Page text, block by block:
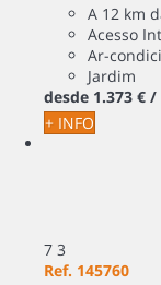
A 12 km
Acesso
Ar-
Jardim
desde 1.373 € /
+ INFO
7 3
Ref. 145760